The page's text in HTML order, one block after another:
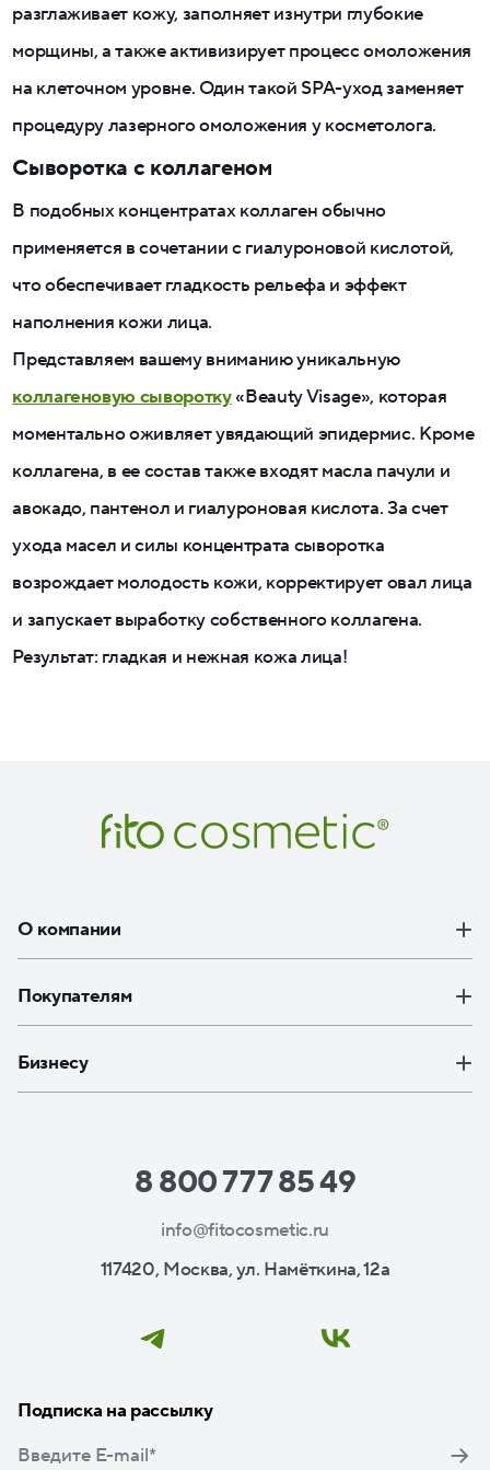
разглаживает кожу, заполняет изнутри глубокие
морщины, а также активизирует процесс омоложения
на клеточном уровне. Один такой SPA-уход заменяет
процедуру лазерного омоложения у косметолога.
Сыворотка с коллагеном
В подобных концентратах коллаген обычно
применяется в сочетании с гиалуроновой кислотой,
что обеспечивает гладкость рельефа и эффект
наполнения кожи лица.
Представляем вашему вниманию уникальную
коллагеновую сыворотку«Beauty Visage», которая
моментально оживляет увядающий эпидермис. Кроме
коллагена, в ее состав также входят масла пачули и
авокадо, пантенол и гиалуроновая кислота. За счет
ухода масел и силы концентрата сыворотка
возрождает молодость кожи, корректирует овал лица
и запускает выработку собственного коллагена.
Результат: гладкая и нежная кожа лица!
О компании
Покупателям
Бизнесу
8 800 777 85 49
info@fitocosmetic.ru
117420, Москва, ул. Намёткина, 12а
Подписка на рассылку